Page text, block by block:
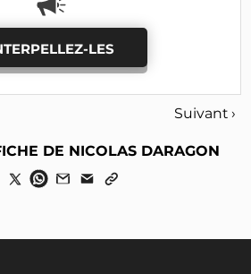
LES
Suivant ›
DE NICOLAS DARAGON